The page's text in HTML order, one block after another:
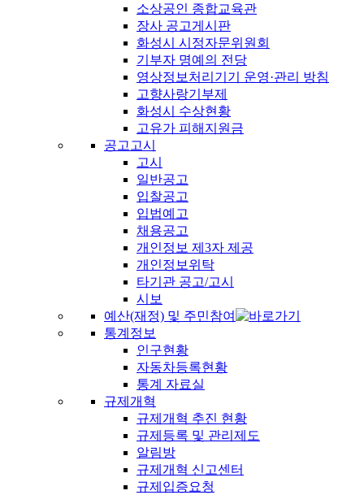
소상공인 종합교육관
장사 공고게시판
화성시 시정자문위원회
기부자 명예의 전당
영상정보처리기기 운영·관리 방침
고향사랑기부제
화성시 수상현황
고유가 피해지원금
공고고시
고시
일반공고
입찰공고
입법예고
채용공고
개인정보 제3자 제공
개인정보위탁
타기관 공고/고시
시보
예산(재정) 및 주민참여
통계정보
인구현황
자동차등록현황
통계 자료실
규제개혁
규제개혁 추진 현황
규제등록 및 관리제도
알림방
규제개혁 신고센터
규제입증요청